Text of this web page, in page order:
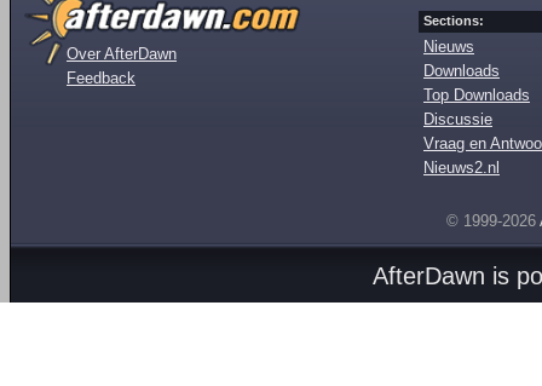
Over AfterDawn
Feedback
Sections:
Nieuws
Downloads
Top Downloads
Discussie
Vraag en
Nieuws2.nl
© 1999-2026
AfterDawn is